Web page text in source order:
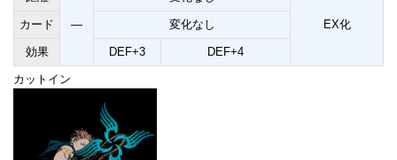
― EX化
カード 変化なし
効果 DEF+3 DEF+4
カットイン